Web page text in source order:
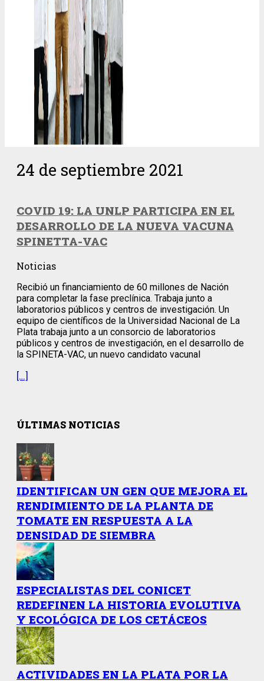
24 de septiembre 2021
COVID 19: LA UNLP PARTICIPA EN EL
DESARROLLO DE LA NUEVA VACUNA
SPINETTA-VAC
Noticias
Recibió un financiamiento de 60 millones de Nación
para completar la fase preclínica. Trabaja junto a
laboratorios públicos y centros de investigación. Un
equipo de científicos de la Universidad Nacional de La
Plata trabaja junto a un consorcio de laboratorios
públicos y centros de investigación, en el desarrollo de
la SPINETA-VAC, un nuevo candidato vacunal
[…]
ÚLTIMAS NOTICIAS
IDENTIFICAN UN GEN QUE MEJORA EL
RENDIMIENTO DE LA PLANTA DE
TOMATE EN RESPUESTA A LA
DENSIDAD DE SIEMBRA
ESPECIALISTAS DEL CONICET
REDEFINEN LA HISTORIA EVOLUTIVA
Y ECOLÓGICA DE LOS CETÁCEOS
ACTIVIDADES EN LA PLATA POR LA